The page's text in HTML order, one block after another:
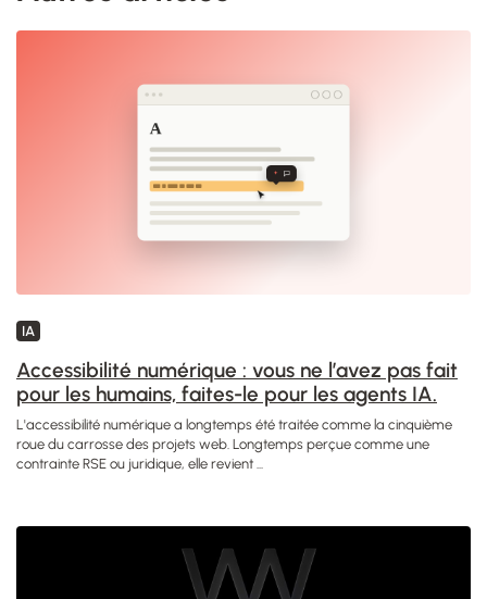
IA
Accessibilité numérique : vous ne l’avez pas fait
pour les humains, faites-le pour les agents IA.
L'accessibilité numérique a longtemps été traitée comme la cinquième
roue du carrosse des projets web. Longtemps perçue comme une
contrainte RSE ou juridique, elle revient ...